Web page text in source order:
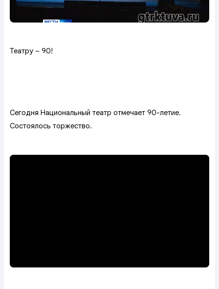
Театру – 90!
Сегодня Национальный театр отмечает 90-летие.
Состоялось торжество.